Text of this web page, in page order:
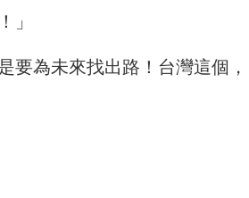
」
要為未來找出路！台灣這個，